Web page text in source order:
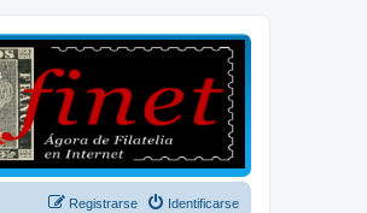
Identificarse
Registrarse